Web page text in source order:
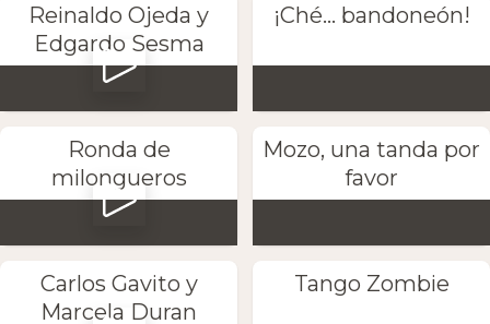
Reinaldo Ojeda y
Edgardo Sesma
¡Ché... bandoneón!
Ronda de
milongueros
Mozo, una tanda por
favor
Carlos Gavito y
Marcela Duran
Tango Zombie